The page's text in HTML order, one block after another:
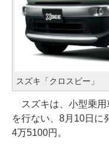
スズキ「クロスビー」
スズキは、小型乗用
を行ない、8月10日に
4万5100円。